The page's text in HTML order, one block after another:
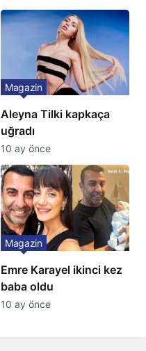
Gözünü 2 ilçeye dikti!
Aleyna Tilki kapkaça
uğradı
Magazin
10 ay önce
Emre Karayel ikinci kez
baba oldu
Magazin
10 ay önce